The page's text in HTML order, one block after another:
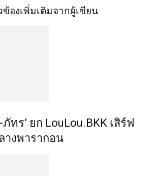
องเพิ่มเติมจากผู้เขียน
ภัทร’ ยก LouLou.BKK เสิร์ฟ
างพารากอน